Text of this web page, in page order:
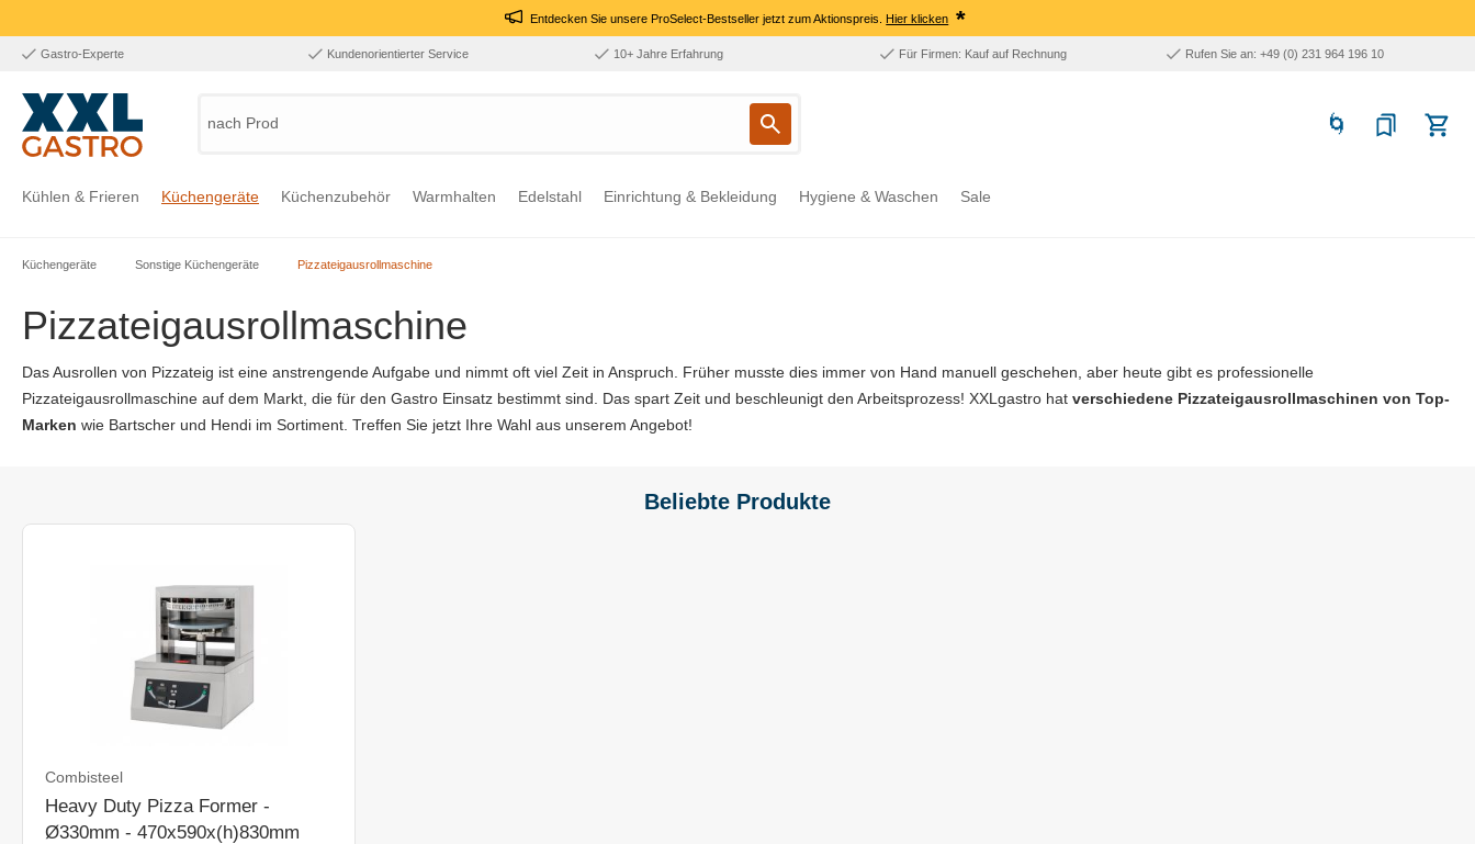
Entdecken Sie unsere ProSelect-Bestseller jetzt zum Aktionspreis.Hier klicken *
Gastro-Experte Kundenorientierter Service 10+ Jahre Erfahrung Für Firmen: Kauf auf Rechnung Rufen Sie an: +49 (0) 231 964 196 10
nach Produkt
Kühlen & Frieren Küchengeräte Küchenzubehör Warmhalten Edelstahl Einrichtung & Bekleidung Hygiene & Waschen Sale
Küchengeräte Sonstige Küchengeräte Pizzateigausrollmaschine
Pizzateigausrollmaschine
Das Ausrollen von Pizzateig ist eine anstrengende Aufgabe und nimmt oft viel Zeit in Anspruch. Früher musste dies immer von Hand manuell geschehen, aber heute gibt es professionelle
Pizzateigausrollmaschine auf dem Markt, die für den Gastro Einsatz bestimmt sind. Das spart Zeit und beschleunigt den Arbeitsprozess! XXLgastro hat verschiedene Pizzateigausrollmaschinen von Top-
Marken wie Bartscher und Hendi im Sortiment. Treffen Sie jetzt Ihre Wahl aus unserem Angebot!
Beliebte Produkte
Combisteel
Heavy Duty Pizza Former -
Ø330mm - 470x590x(h)830mm